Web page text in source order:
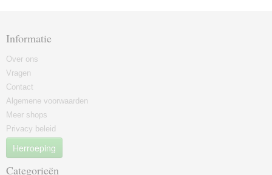
Informatie
Over ons
Vragen
Contact
Algemene voorwaarden
Meer shops
Privacy beleid
Herroeping
Categorieën